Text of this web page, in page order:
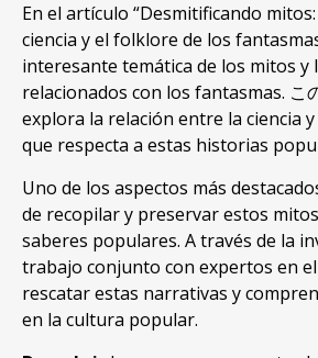
En el artículo “Desmitificando mitos:
ciencia y el folklore de los
interesante temática de los mitos y
relacionados con los fantasmas. こ
explora la relación entre la ciencia
que respecta a estas historias
Uno de los aspectos más
de recopilar y preservar estos mitos
saberes populares. A través de la
trabajo conjunto con expertos en
rescatar estas narrativas y
en la cultura popular.